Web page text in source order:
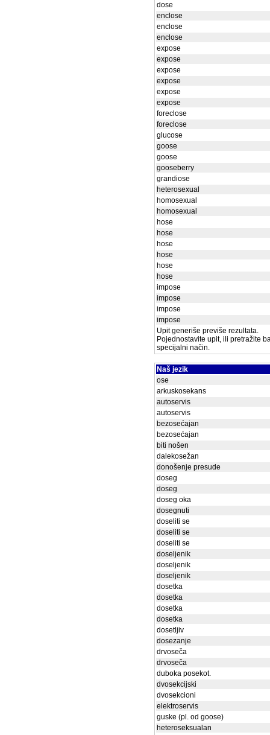
dose
enclose
enclose
enclose
expose
expose
expose
expose
expose
expose
foreclose
foreclose
glucose
goose
goose
gooseberry
grandiose
heterosexual
homosexual
homosexual
hose
hose
hose
hose
hose
hose
impose
impose
impose
impose
Upit generiše previše rezultata.
Pojednostavite upit, ili pretražite
specijalni način.
Naš jezik
ose
arkuskosekans
autoservis
autoservis
bezosećajan
bezosećajan
biti nošen
dalekosežan
donošenje presude
doseg
doseg
doseg oka
dosegnuti
doseliti se
doseliti se
doseliti se
doseljenik
doseljenik
doseljenik
dosetka
dosetka
dosetka
dosetka
dosetljiv
dosezanje
drvoseča
drvoseča
duboka posekot.
dvosekcijski
dvosekcioni
elektroservis
guske (pl. od goose)
heteroseksualan